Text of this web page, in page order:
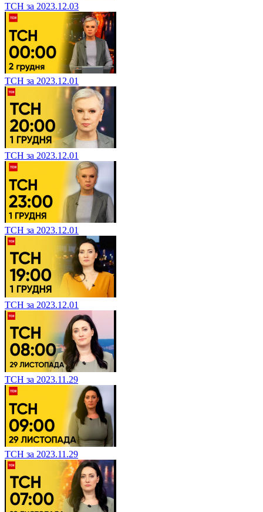
ТСН за 2023.12.03
ТСН за 2023.12.01
ТСН за 2023.12.01
ТСН за 2023.12.01
ТСН за 2023.12.01
ТСН за 2023.11.29
ТСН за 2023.11.29